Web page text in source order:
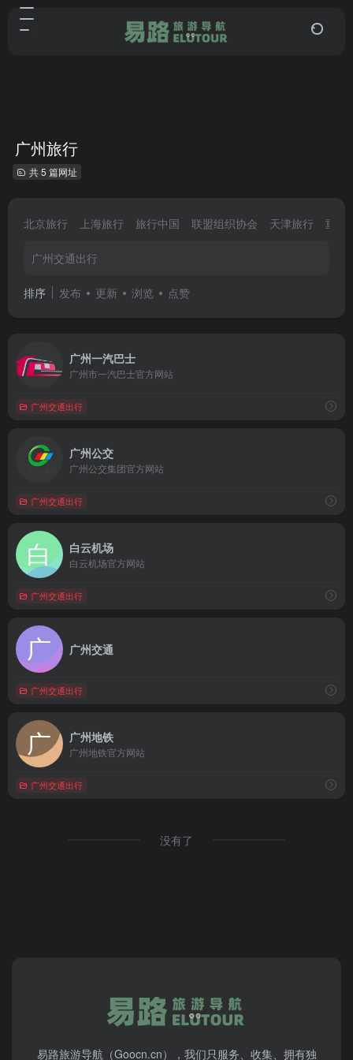
广州旅行
共 5 篇网址
北京旅行 上海旅行 旅行中国 联盟组织协会 天津旅行 重庆
广州交通出行
排序 发布 更新 浏览 点赞
广州一汽巴士
广州市一汽巴士官方网站
广州交通出行
广州公交
广州公交集团官方网站
广州交通出行
白云机场
白云机场官方网站
广州交通出行
广州交通
广州交通出行
广州地铁
广州地铁官方网站
广州交通出行
没有了
易路旅游导航（Goocn.cn），我们只服务、收集、拥有独